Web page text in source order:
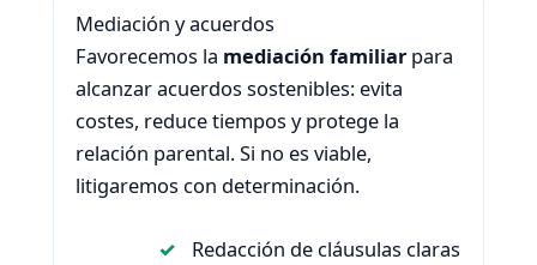
Mediación y acuerdos
Favorecemos la mediación familiar para
alcanzar acuerdos sostenibles: evita
costes, reduce tiempos y protege la
relación parental. Si no es viable,
litigaremos con determinación.
Redacción de cláusulas claras